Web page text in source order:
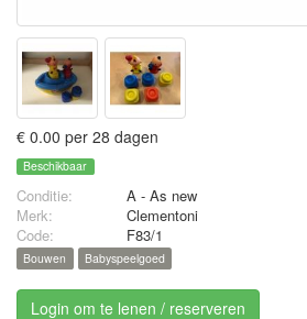
€ 0.00 per 28 dagen
Beschikbaar
Conditie:
A - As new
Merk:
Clementoni
Code:
F83/1
Bouwen Babyspeelgoed
Login om te lenen / reserveren